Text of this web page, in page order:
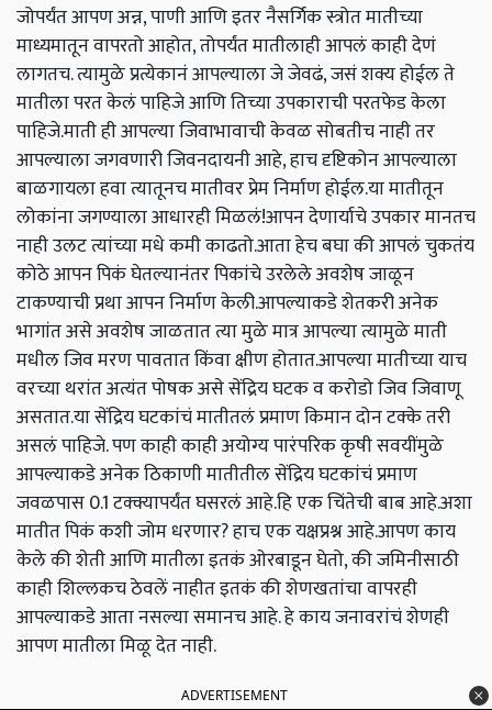
जोपर्यंत आपण अन्न, पाणी आणि इतर नैसर्गिक स्त्रोत मातीच्या
माध्यमातून वापरतो आहोत, तोपर्यंत मातीलाही आपलं काही देणं
लागतच. त्यामुळे प्रत्येकानं आपल्याला जे जेवढं, जसं शक्य होईल ते
मातीला परत केलं पाहिजे आणि तिच्या उपकाराची परतफेड केला
पाहिजे.माती ही आपल्या जिवाभावाची केवळ सोबतीच नाही तर
आपल्याला जगवणारी जिवनदायनी आहे, हाच दृष्टिकोन आपल्याला
बाळगायला हवा त्यातूनच मातीवर प्रेम निर्माण होईल.या मातीतून
लोकांना जगण्याला आधारही मिळलं!आपन देणार्याचे उपकार मानतच
नाही उलट त्यांच्या मधे कमी काढतो.आता हेच बघा की आपलं चुकतंय
कोठे आपन पिकं घेतल्यानंतर पिकांचे उरलेले अवशेष जाळून
टाकण्याची प्रथा आपन निर्माण केली.आपल्याकडे शेतकरी अनेक
भागांत असे अवशेष जाळतात त्या मुळे मात्र आपल्या त्यामुळे माती
मधील जिव मरण पावतात किंवा क्षीण होतात.आपल्या मातीच्या याच
वरच्या थरांत अत्यंत पोषक असे सेंद्रिय घटक व करोडो जिव जिवाणू
असतात.या सेंद्रिय घटकांचं मातीतलं प्रमाण किमान दोन टक्के तरी
असलं पाहिजे. पण काही काही अयोग्य पारंपरिक कृषी सवयींमुळे
आपल्याकडे अनेक ठिकाणी मातीतील सेंद्रिय घटकांचं प्रमाण
जवळपास 0.1 टक्क्यापर्यंत घसरलं आहे.हि एक चिंतेची बाब आहे.अशा
मातीत पिकं कशी जोम धरणार? हाच एक यक्षप्रश्न आहे.आपण काय
केले की शेती आणि मातीला इतकं ओरबाडून घेतो, की जमिनीसाठी
काही शिल्लकच ठेवलें नाहीत इतकं की शेणखतांचा वापरही
आपल्याकडे आता नसल्या समानच आहे. हे काय जनावरांचं शेणही
आपण मातीला मिळू देत नाही.
ADVERTISEMENT